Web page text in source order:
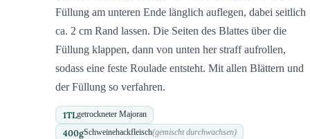
Füllung am unteren Ende länglich auflegen, dabei seitlich
ca. 2 cm Rand lassen. Die Seiten des Blattes über die
Füllung klappen, dann von unten her straff aufrollen,
sodass eine feste Roulade entsteht. Mit allen Blättern und
der Füllung so verfahren.
1TLgetrockneter Majoran
400gSchweinehackfleisch(gemischt durchwachsen)